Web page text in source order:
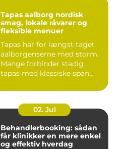
Tapas aalborg nordisk
smag, lokale råvarer og
fleksible menuer
Tapas har for længst taget
aalborgenserne med storm.
Mange forbinder stadig
tapas med klassiske span...
02. Jul
Behandlerbooking: sådan
får klinikker en mere enkel
og effektiv hverdag